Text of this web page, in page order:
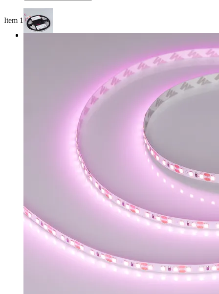
Item 1 of 3